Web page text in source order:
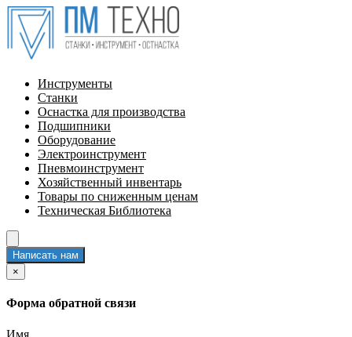
Инструменты
Станки
Оснастка для производства
Подшипники
Оборудование
Электроинструмент
Пневмоинструмент
Хозяйственный инвентарь
Товары по сниженным ценам
Техническая Библиотека
Написать нам
×
Форма обратной связи
Имя